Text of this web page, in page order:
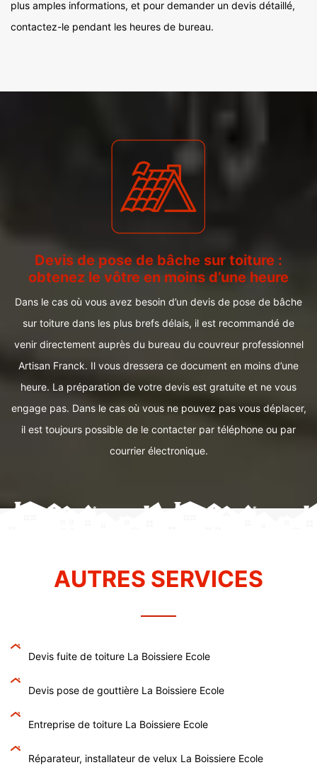
plus amples informations, et pour demander un devis détaillé,
contactez-le pendant les heures de bureau.
Devis de pose de bâche sur toiture :
obtenez le vôtre en moins d’une heure
Dans le cas où vous avez besoin d’un devis de pose de bâche
sur toiture dans les plus brefs délais, il est recommandé de
venir directement auprès du bureau du couvreur professionnel
Artisan Franck. Il vous dressera ce document en moins d’une
heure. La préparation de votre devis est gratuite et ne vous
engage pas. Dans le cas où vous ne pouvez pas vous déplacer,
il est toujours possible de le contacter par téléphone ou par
courrier électronique.
AUTRES SERVICES
Devis fuite de toiture La Boissiere Ecole
Devis pose de gouttière La Boissiere Ecole
Entreprise de toiture La Boissiere Ecole
Réparateur, installateur de velux La Boissiere Ecole